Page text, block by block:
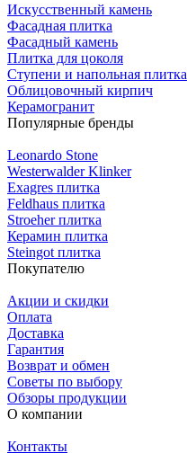
Искусственный камень
Фасадная плитка
Фасадный камень
Плитка для цоколя
Ступени и напольная плитка
Облицовочный кирпич
Керамогранит
Популярные бренды
Leonardo Stone
Westerwalder Klinker
Exagres плитка
Feldhaus плитка
Stroeher плитка
Керамин плитка
Steingot плитка
Покупателю
Акции и скидки
Оплата
Доставка
Гарантия
Возврат и обмен
Советы по выбору
Обзоры продукции
О компании
Контакты